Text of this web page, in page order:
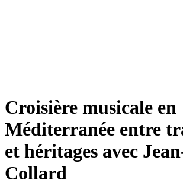
Croisière musicale en
Méditerranée entre
et héritages avec
Collard